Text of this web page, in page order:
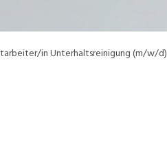
Temporär (befristet)
Human Resources
in Unterhaltsreinigung (m/w/d)